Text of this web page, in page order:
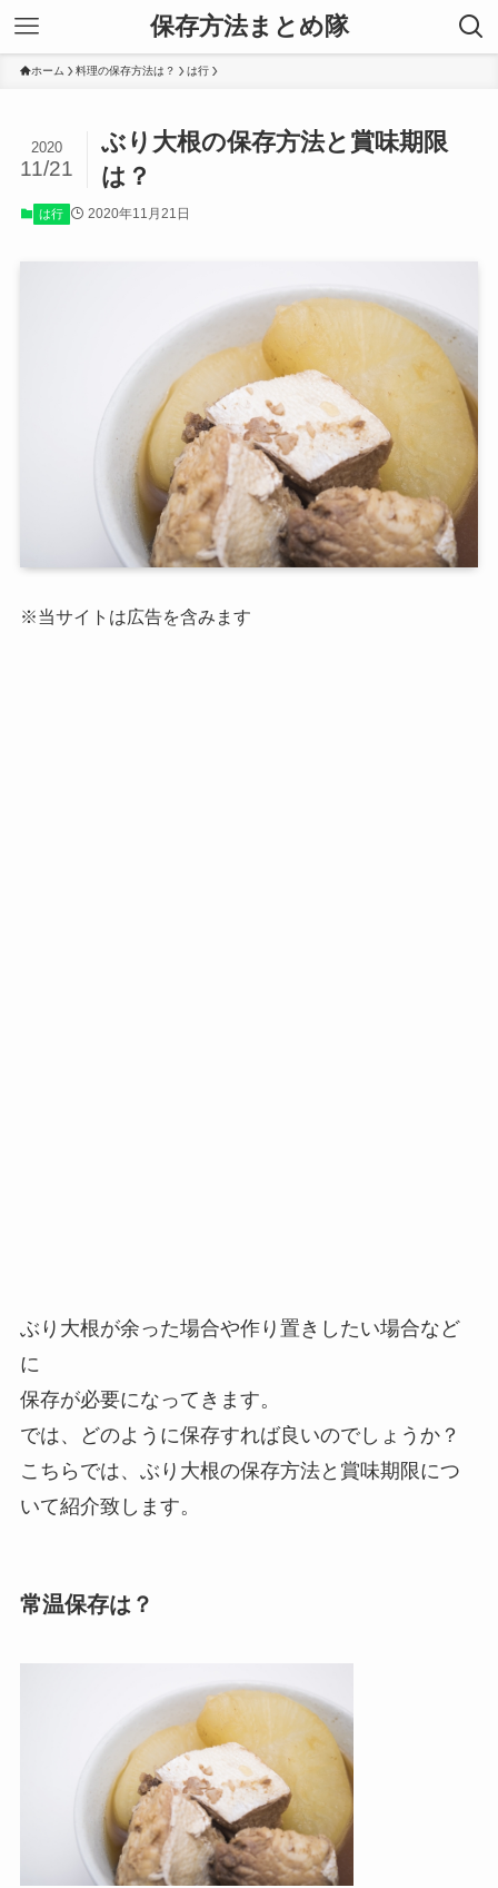
保存方法まとめ隊
ホーム 料理の保存方法は？ は行
ぶり大根の保存方法と賞味期限
は？
2020
11/21
は行 2020年11月21日
※当サイトは広告を含みます
ぶり大根が余った場合や作り置きしたい場合など
に
保存が必要になってきます。
では、どのように保存すれば良いのでしょうか？
こちらでは、ぶり大根の保存方法と賞味期限につ
いて紹介致します。
常温保存は？